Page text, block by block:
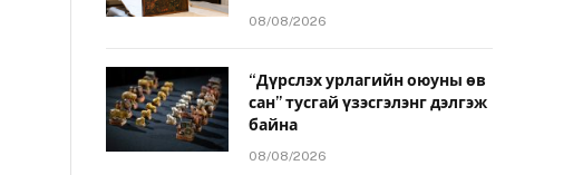
08/08/2026
“Дүрслэх урлагийн оюуны өв
сан” тусгай үзэсгэлэнг дэлгэж
байна
08/08/2026